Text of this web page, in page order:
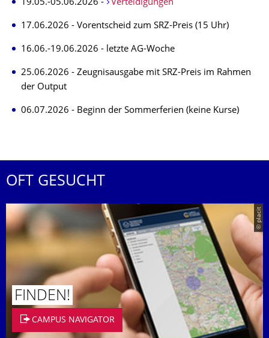
19.05.-05.06.2026 - Verteidigungen
17.06.2026 - Vorentscheid zum SRZ-Preis (15 Uhr)
16.06.-19.06.2026 - letzte AG-Woche
25.06.2026 - Zeugnisausgabe mit SRZ-Preis im Rahmen
der Output
06.07.2026 - Beginn der Sommerferien (keine Kurse)
OFT GESUCHT
© placit
FINDEN!
CAMPUS NAVIGATOR